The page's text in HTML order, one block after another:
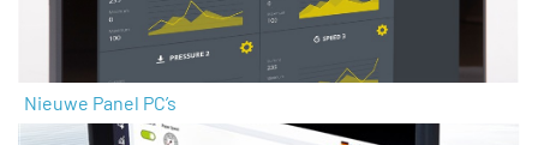
Nieuwe Panel PC’s